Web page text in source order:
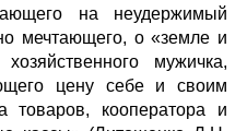
на неудержимый
мечтающего, о «земле и
мужичка,
цену себе и своим
товаров, кооператора и